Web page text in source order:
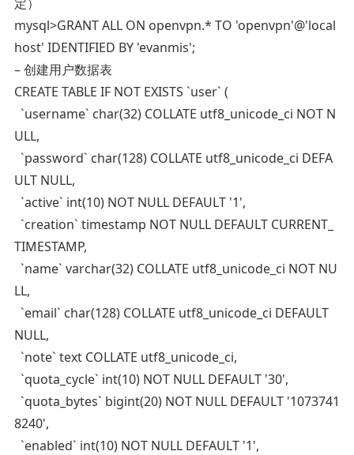
mysql>GRANT ALL ON openvpn.* TO 'openvpn'@'local
host' IDENTIFIED BY 'evanmis';
– 创建用户数据表
CREATE TABLE IF NOT EXISTS `user` (
`username` char(32) COLLATE utf8_unicode_ci NOT N
ULL,
`password` char(128) COLLATE utf8_unicode_ci DEFA
ULT NULL,
`active` int(10) NOT NULL DEFAULT '1',
`creation` timestamp NOT NULL DEFAULT CURRENT_
TIMESTAMP,
`name` varchar(32) COLLATE utf8_unicode_ci NOT NU
LL,
`email` char(128) COLLATE utf8_unicode_ci DEFAULT
NULL,
`note` text COLLATE utf8_unicode_ci,
`quota_cycle` int(10) NOT NULL DEFAULT '30',
`quota_bytes` bigint(20) NOT NULL DEFAULT '1073741
8240',
`enabled` int(10) NOT NULL DEFAULT '1',